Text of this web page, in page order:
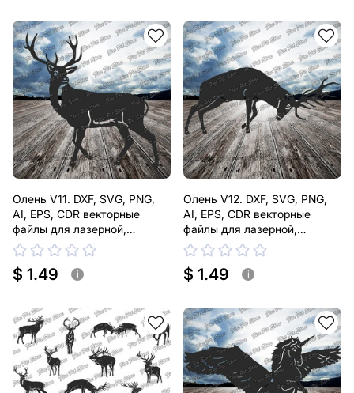
Олень V11. DXF, SVG, PNG,
AI, EPS, CDR векторные
файлы для лазерной,
плазменной резки
$ 1.49 i
Олень V12. DXF, SVG, PNG,
AI, EPS, CDR векторные
файлы для лазерной,
плазменной резки
$ 1.49 i